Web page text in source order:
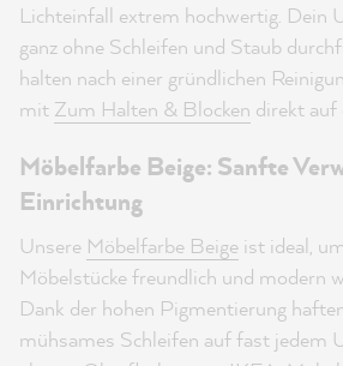
Lichteinfall extrem hochwertig. Dein
ganz ohne Schleifen und Staub
halten nach einer gründlichen
mit Zum Halten & Blocken direkt auf
Möbelfarbe Beige: Sanfte
Einrichtung
Unsere Möbelfarbe Beige ist ideal,
Möbelstücke freundlich und modern
Dank der hohen Pigmentierung
mühsames Schleifen auf fast jedem